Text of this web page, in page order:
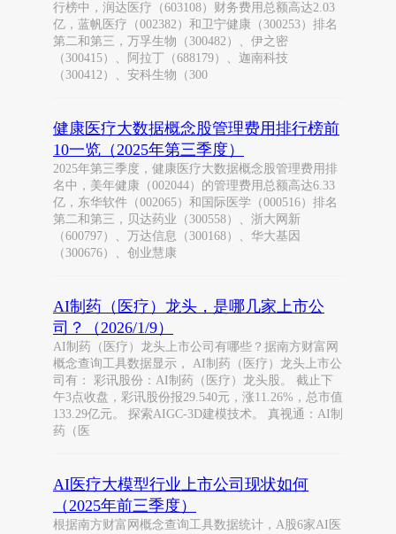
行榜中，润达医疗（603108）财务费用总额高达2.03
亿，蓝帆医疗（002382）和卫宁健康（300253）排名
第二和第三，万孚生物（300482）、伊之密
（300415）、阿拉丁（688179）、迦南科技
（300412）、安科生物（300
健康医疗大数据概念股管理费用排行榜前
10一览（2025年第三季度）
2025年第三季度，健康医疗大数据概念股管理费用排
名中，美年健康（002044）的管理费用总额高达6.33
亿，东华软件（002065）和国际医学（000516）排名
第二和第三，贝达药业（300558）、浙大网新
（600797）、万达信息（300168）、华大基因
（300676）、创业慧康
AI制药（医疗）龙头，是哪几家上市公
司？（2026/1/9）
AI制药（医疗）龙头上市公司有哪些？据南方财富网
概念查询工具数据显示， AI制药（医疗）龙头上市公
司有： 彩讯股份：AI制药（医疗）龙头股。 截止下
午3点收盘，彩讯股份报29.540元，涨11.26%，总市值
133.29亿元。 探索AIGC-3D建模技术。 真视通：AI制
药（医
AI医疗大模型行业上市公司现状如何
（2025年前三季度）
根据南方财富网概念查询工具数据统计，A股6家AI医